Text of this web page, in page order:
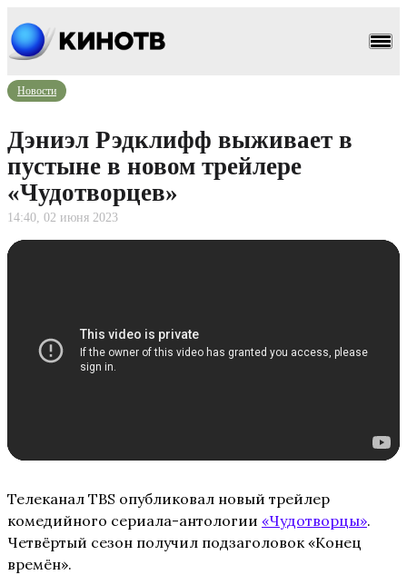
Новости
Дэниэл Рэдклифф выживает в
пустыне в новом трейлере
«Чудотворцев»
14:40, 02 июня 2023
Телеканал TBS опубликовал новый трейлер
комедийного сериала-антологии «Чудотворцы».
Четвёртый сезон получил подзаголовок «Конец
времён».